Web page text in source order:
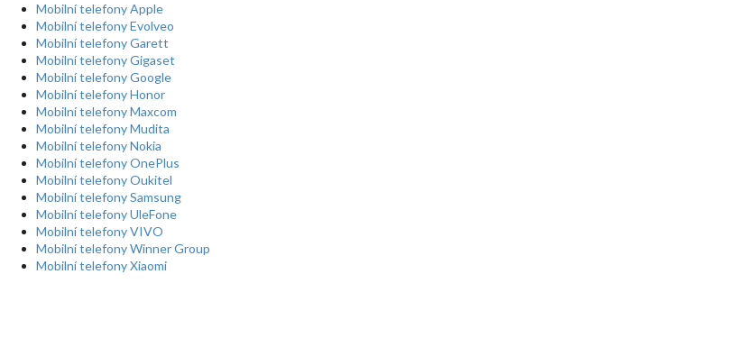
Mobilní telefony Apple
Mobilní telefony Evolveo
Mobilní telefony Garett
Mobilní telefony Gigaset
Mobilní telefony Google
Mobilní telefony Honor
Mobilní telefony Maxcom
Mobilní telefony Mudita
Mobilní telefony Nokia
Mobilní telefony OnePlus
Mobilní telefony Oukitel
Mobilní telefony Samsung
Mobilní telefony UleFone
Mobilní telefony VIVO
Mobilní telefony Winner Group
Mobilní telefony Xiaomi